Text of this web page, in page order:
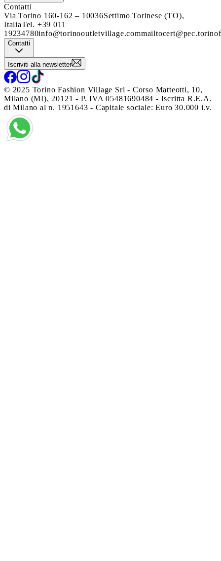
Contatti
Via Torino 160-162 – 10036Settimo Torinese (TO),
ItaliaTel. +39 011
19234780info@torinooutletvillage.com
Contatti
Iscriviti alla newsletter
© 2025 Torino Fashion Village Srl - Corso Matteotti, 10,
Milano (MI), 20121 - P. IVA 05481690484 - Iscritta R.E.A.
di Milano al n. 1951643 - Capitale sociale: Euro 30.000 i.v.